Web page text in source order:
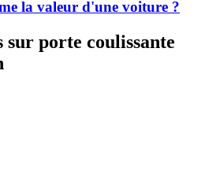
la valeur d'une voiture ?
sur porte coulissante